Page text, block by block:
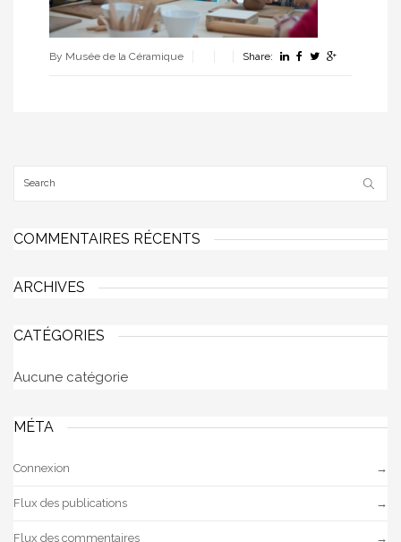
By Musée de la Céramique Share:
COMMENTAIRES RÉCENTS
ARCHIVES
CATÉGORIES
Aucune catégorie
MÉTA
Connexion
Flux des publications
Flux des commentaires